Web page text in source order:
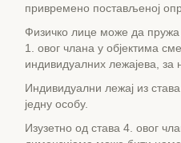
привремено постављеној
Физичко лице може да пружа
1. овог члана у објектима
индивидуалних лежајева, за
Индивидуални лежај из
једну особу.
Изузетно од става 4. овог